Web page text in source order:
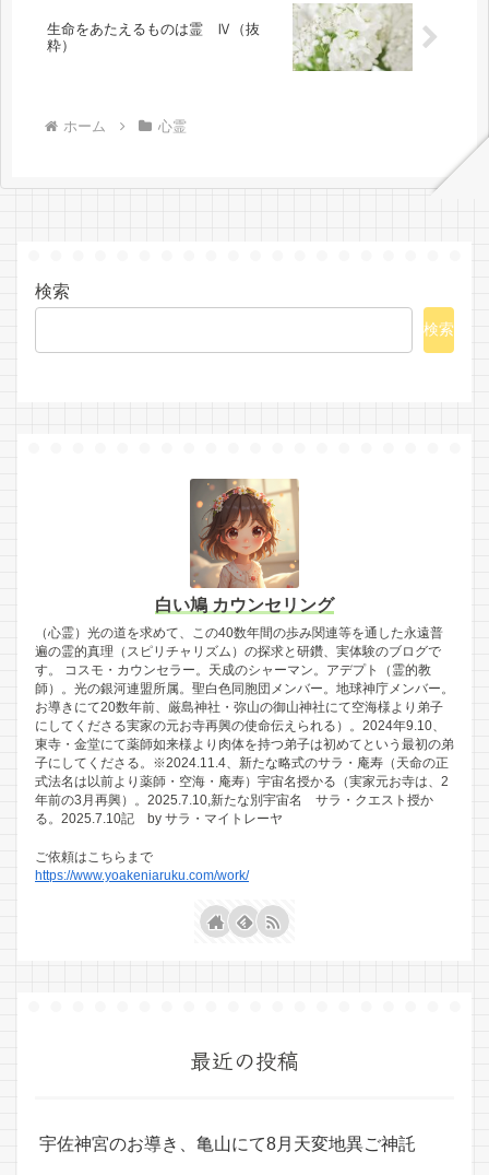
生命をあたえるものは霊 Ⅳ（抜
粋）
ホーム 心霊
検索
検索
白い鳩 カウンセリング
（心霊）光の道を求めて、この40数年間の歩み関連等を通した永遠普
遍の霊的真理（スピリチャリズム）の探求と研鑽、実体験のブログで
す。 コスモ・カウンセラー。天成のシャーマン。アデプト（霊的教
師）。光の銀河連盟所属。聖白色同胞団メンバー。地球神庁メンバー。
お導きにて20数年前、厳島神社・弥山の御山神社にて空海様より弟子
にしてくださる実家の元お寺再興の使命伝えられる）。2024年9.10、
東寺・金堂にて薬師如来様より肉体を持つ弟子は初めてという最初の弟
子にしてくださる。※2024.11.4、新たな略式のサラ・庵寿（天命の正
式法名は以前より薬師・空海・庵寿）宇宙名授かる（実家元お寺は、2
年前の3月再興）。2025.7.10,新たな別宇宙名 サラ・クエスト授か
る。2025.7.10記 by サラ・マイトレーヤ
ご依頼はこちらまで
https://www.yoakeniaruku.com/work/
最近の投稿
宇佐神宮のお導き、亀山にて8月天変地異ご神託